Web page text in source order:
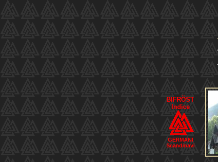
BIFRÖST
Indice
GERMANI
Scandinavi